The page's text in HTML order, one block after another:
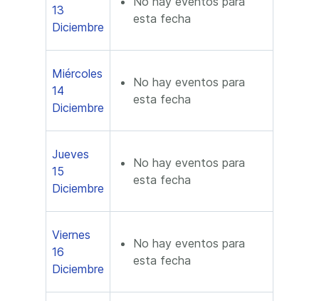
13
Diciembre
esta fecha
Miércoles
14
Diciembre
No hay eventos para
esta fecha
Jueves
15
Diciembre
No hay eventos para
esta fecha
Viernes
16
Diciembre
No hay eventos para
esta fecha